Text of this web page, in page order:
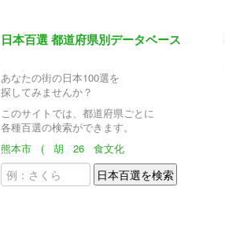
日本百選 都道府県別データベース
あなたの街の日本100選を
探してみませんか？
このサイトでは、都道府県ごとに
各種百選の検索ができます。
熊本市
( 胡 26 食文化